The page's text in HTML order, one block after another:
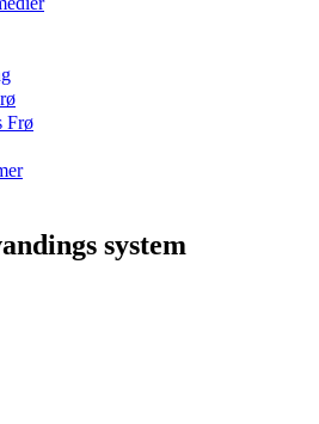
Frø
system